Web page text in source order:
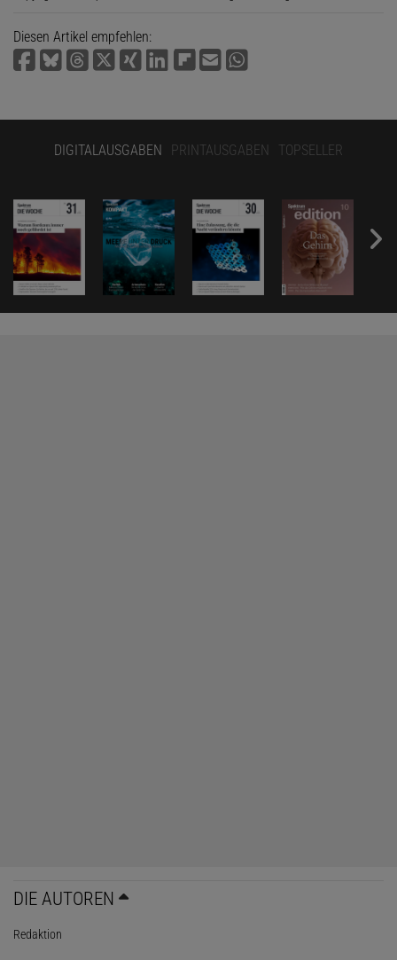
Diesen Artikel empfehlen:
DIGITALAUSGABEN PRINTAUSGABEN TOPSELLER
DIE AUTOREN
Redaktion